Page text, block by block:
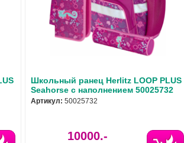
Школьный ранец Herlitz LOOP PLUS
Seahorse с наполнением 50025732
Артикул: 50025732
10000.-